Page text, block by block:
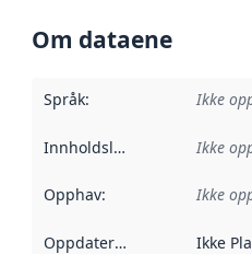
Om dataene
Språk: Ikke
Innholdsleverandører :
Ikke
Opphav: Ikke
Oppdateringsfrekvens :
Ikke